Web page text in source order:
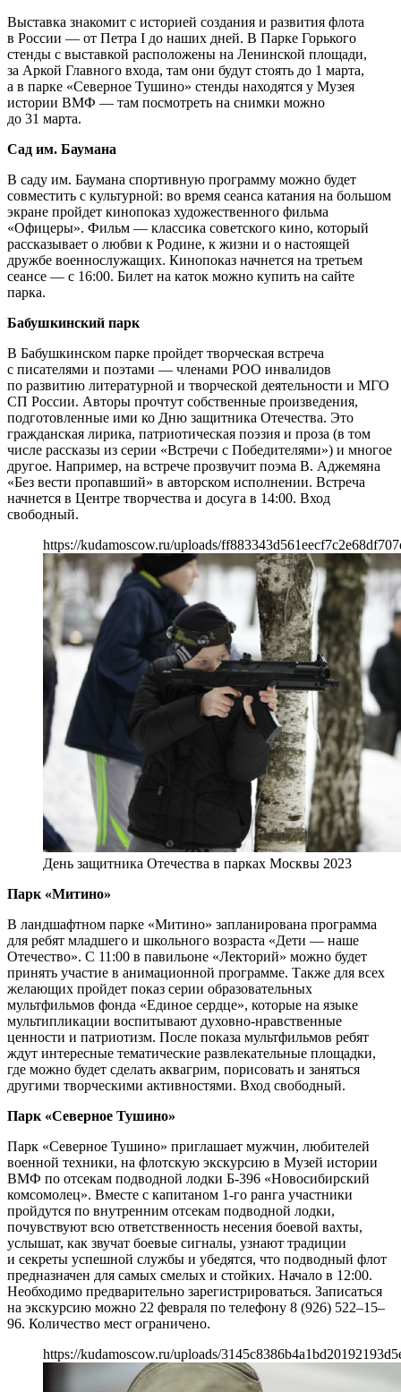
Выставка знакомит с историей создания и развития флота
в России — от Петра I до наших дней. В Парке Горького
стенды с выставкой расположены на Ленинской площади,
за Аркой Главного входа, там они будут стоять до 1 марта,
а в парке «Северное Тушино» стенды находятся у Музея
истории ВМФ — там посмотреть на снимки можно
до 31 марта.
Сад им. Баумана
В саду им. Баумана спортивную программу можно будет
совместить с культурной: во время сеанса катания на большом
экране пройдет кинопоказ художественного фильма
«Офицеры». Фильм — классика советского кино, который
рассказывает о любви к Родине, к жизни и о настоящей
дружбе военнослужащих. Кинопоказ начнется на третьем
сеансе — с 16:00. Билет на каток можно купить на сайте
парка.
Бабушкинский парк
В Бабушкинском парке пройдет творческая встреча
с писателями и поэтами — членами РОО инвалидов
по развитию литературной и творческой деятельности и МГО
СП России. Авторы прочтут собственные произведения,
подготовленные ими ко Дню защитника Отечества. Это
гражданская лирика, патриотическая поэзия и проза (в том
числе рассказы из серии «Встречи с Победителями») и многое
другое. Например, на встрече прозвучит поэма В. Аджемяна
«Без вести пропавший» в авторском исполнении. Встреча
начнется в Центре творчества и досуга в 14:00. Вход
свободный.
https://kudamoscow.ru/uploads/
День защитника Отечества в парках Москвы 2023
Парк «Митино»
В ландшафтном парке «Митино» запланирована программа
для ребят младшего и школьного возраста «Дети — наше
Отечество». С 11:00 в павильоне «Лекторий» можно будет
принять участие в анимационной программе. Также для всех
желающих пройдет показ серии образовательных
мультфильмов фонда «Единое сердце», которые на языке
мультипликации воспитывают духовно-нравственные
ценности и патриотизм. После показа мультфильмов ребят
ждут интересные тематические развлекательные площадки,
где можно будет сделать аквагрим, порисовать и заняться
другими творческими активностями. Вход свободный.
Парк «Северное Тушино»
Парк «Северное Тушино» приглашает мужчин, любителей
военной техники, на флотскую экскурсию в Музей истории
ВМФ по отсекам подводной лодки Б-396 «Новосибирский
комсомолец». Вместе с капитаном 1-го ранга участники
пройдутся по внутренним отсекам подводной лодки,
почувствуют всю ответственность несения боевой вахты,
услышат, как звучат боевые сигналы, узнают традиции
и секреты успешной службы и убедятся, что подводный флот
предназначен для самых смелых и стойких. Начало в 12:00.
Необходимо предварительно зарегистрироваться. Записаться
на экскурсию можно 22 февраля по телефону 8 (926) 522–15–
96. Количество мест ограничено.
https://kudamoscow.ru/uploads/